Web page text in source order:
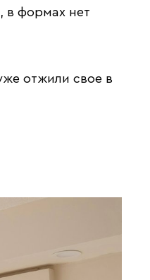
в формах нет
отжили свое в